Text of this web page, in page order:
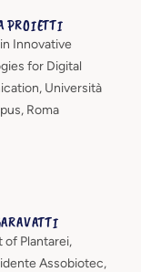
PROIETTI
Innovative
for Digital
Università
Roma
of Plantarei,
Assobiotec,